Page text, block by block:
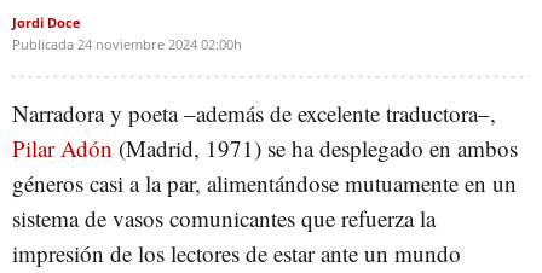
Jordi Doce
Publicada 24 noviembre 2024 02:00h
Narradora y poeta –además de excelente traductora–,
Pilar Adón (Madrid, 1971) se ha desplegado en ambos
géneros casi a la par, alimentándose mutuamente en un
sistema de vasos comunicantes que refuerza la
impresión de los lectores de estar ante un mundo